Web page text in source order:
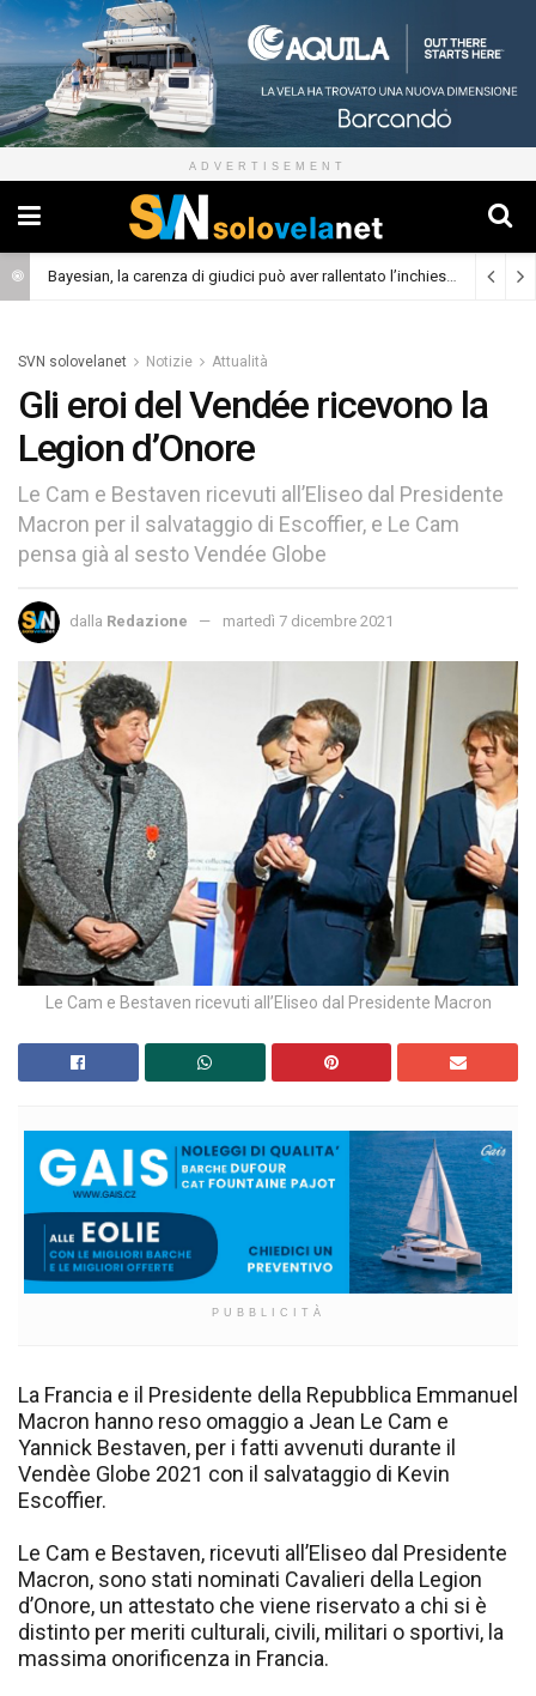
ADVERTISEMENT
Bayesian, la carenza di giudici può aver rallentato l’inchiesta (Cronaca)
SVN solovelanet Notizie Attualità
Gli eroi del Vendée ricevono la
Legion d’Onore
Le Cam e Bestaven ricevuti all’Eliseo dal Presidente
Macron per il salvataggio di Escoffier, e Le Cam
pensa già al sesto Vendée Globe
dalla Redazione martedì 7 dicembre 2021
Le Cam e Bestaven ricevuti all’Eliseo dal Presidente Macron
PUBBLICITÀ
La Francia e il Presidente della Repubblica Emmanuel
Macron hanno reso omaggio a Jean Le Cam e
Yannick Bestaven, per i fatti avvenuti durante il
Vendèe Globe 2021 con il salvataggio di Kevin
Escoffier.
Le Cam e Bestaven, ricevuti all’Eliseo dal Presidente
Macron, sono stati nominati Cavalieri della Legion
d’Onore, un attestato che viene riservato a chi si è
distinto per meriti culturali, civili, militari o sportivi, la
massima onorificenza in Francia.